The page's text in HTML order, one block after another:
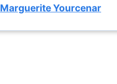
Marguerite Yourcenar